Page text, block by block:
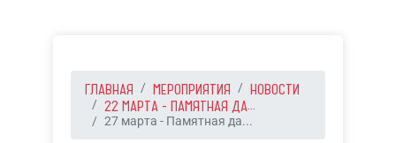
ГЛАВНАЯ МЕРОПРИЯТИЯ
НОВОСТИ
22 МАРТА - ПАМЯТНАЯ ДА...
27 марта - Памятная да...